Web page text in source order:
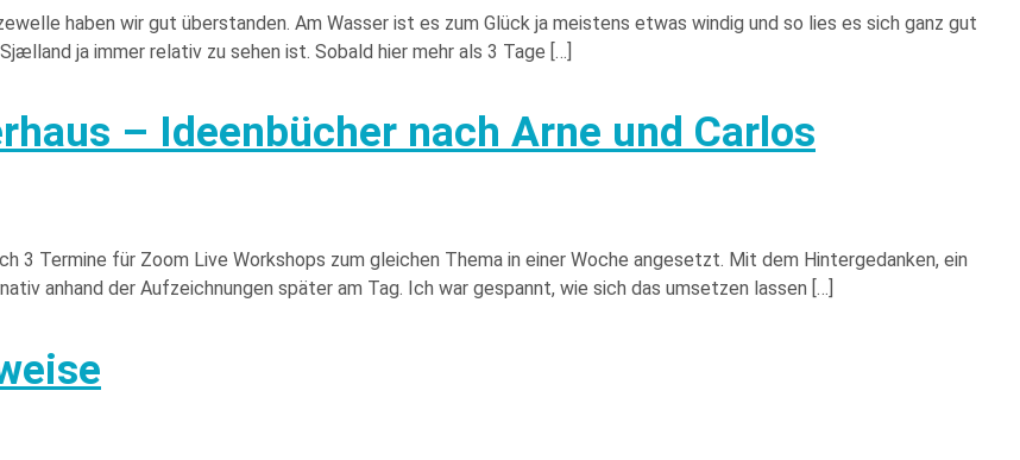
haben wir gut überstanden. Am Wasser ist es zum Glück ja meistens etwas windig und so lies es sich ganz gut
ja immer relativ zu sehen ist. Sobald hier mehr als 3 Tage […]
– Ideenbücher nach Arne und Carlos
3 Termine für Zoom Live Workshops zum gleichen Thema in einer Woche angesetzt. Mit dem Hintergedanken, ein
anhand der Aufzeichnungen später am Tag. Ich war gespannt, wie sich das umsetzen lassen […]